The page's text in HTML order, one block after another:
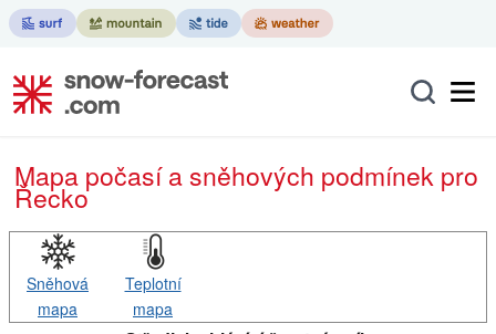
Mapa počasí a sněhových podmínek pro
Řecko
Sněhová
mapa
Teplotní
mapa